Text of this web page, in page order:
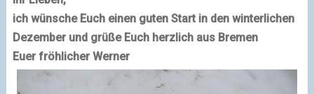
ich wünsche Euch einen guten Start in den winterlichen
Dezember und grüße Euch herzlich aus Bremen
Euer fröhlicher Werner